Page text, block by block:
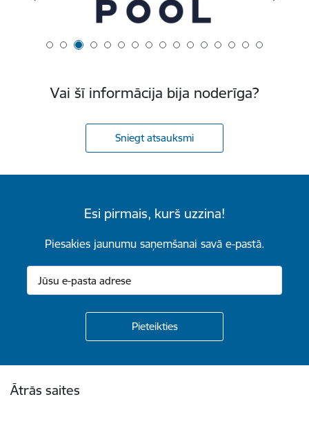
Vai šī informācija bija noderīga?
Sniegt atsauksmi
Esi pirmais, kurš uzzina!
Piesakies jaunumu saņemšanai savā e-pastā.
Ātrās saites